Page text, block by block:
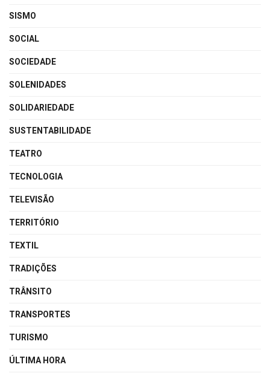
SISMO
SOCIAL
SOCIEDADE
SOLENIDADES
SOLIDARIEDADE
SUSTENTABILIDADE
TEATRO
TECNOLOGIA
TELEVISÃO
TERRITÓRIO
TEXTIL
TRADIÇÕES
TRÂNSITO
TRANSPORTES
TURISMO
ÚLTIMA HORA